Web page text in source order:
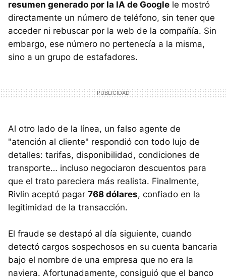
resumen generado por la IA de Google le mostró
directamente un número de teléfono, sin tener que
acceder ni rebuscar por la web de la compañía. Sin
embargo, ese número no pertenecía a la misma,
sino a un grupo de estafadores.
Al otro lado de la línea, un falso agente de
"atención al cliente" respondió con todo lujo de
detalles: tarifas, disponibilidad, condiciones de
transporte… incluso negociaron descuentos para
que el trato pareciera más realista. Finalmente,
Rivlin aceptó pagar 768 dólares, confiado en la
legitimidad de la transacción.
El fraude se destapó al día siguiente, cuando
detectó cargos sospechosos en su cuenta bancaria
bajo el nombre de una empresa que no era la
naviera. Afortunadamente, consiguió que el banco